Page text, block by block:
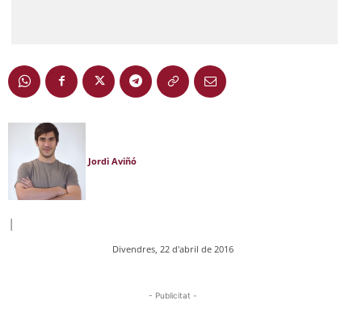
Jordi Aviñó
|
Divendres, 22 d'abril de 2016
- Publicitat -